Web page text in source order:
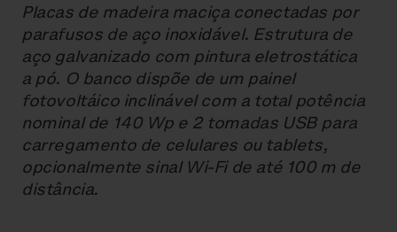
Placas de madeira maciça conectadas por
parafusos de aço inoxidável. Estrutura de
aço galvanizado com pintura eletrostática
a pó. O banco dispõe de um painel
fotovoltáico inclinável com a total potência
nominal de 140 Wp e 2 tomadas USB para
carregamento de celulares ou tablets,
opcionalmente sinal Wi-Fi de até 100 m de
distância.